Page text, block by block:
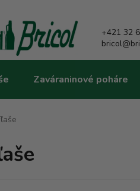
+421 32
Zaváraninové poháre